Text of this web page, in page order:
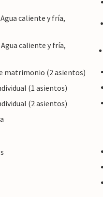
Agua caliente y fría,
Agua caliente y fría,
matrimonio (2 asientos)
(1 asientos)
(2 asientos)